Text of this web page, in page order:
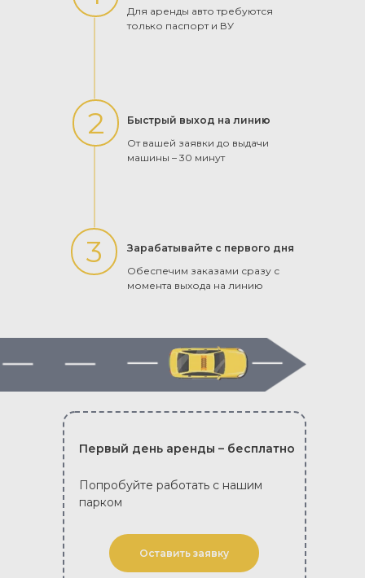
Для аренды авто требуются
только паспорт и ВУ
От вашей заявки до выдачи
машины – 30 минут
Обеспечим заказами сразу с
момента выхода на линию
Быстрый выход на линию
Попробуйте работать с нашим
парком
Первый день аренды – бесплатно
Зарабатывайте с первого дня
Оставить заявку
2
3